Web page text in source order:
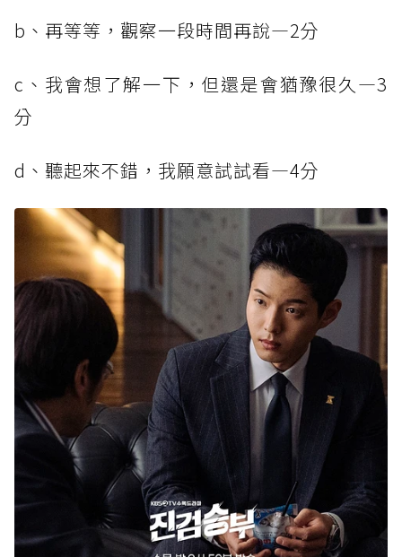
b、再等等，觀察一段時間再說—2分
c、我會想了解一下，但還是會猶豫很久—3
分
d、聽起來不錯，我願意試試看—4分